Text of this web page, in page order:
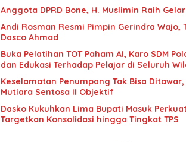
Anggota DPRD Bone, H. Muslimin Raih
Andi Rosman Resmi Pimpin Gerindra Wajo,
Dasco Ahmad
Buka Pelatihan TOT Paham AI, Karo SDM
dan Edukasi Terhadap Pelajar di Seluruh
Keselamatan Penumpang Tak Bisa
Mutiara Sentosa II Objektif
Dasko Kukuhkan Lima Bupati Masuk
Targetkan Konsolidasi hingga Tingkat TPS